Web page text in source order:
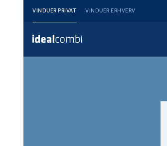
VINDUER PRIVAT VINDUER ERHVERV